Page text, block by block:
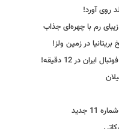
روی آورد!
رم با چهره‌ای جذاب
بریتانیا در زمین ولز!
در 12 دقیقه!
جدید